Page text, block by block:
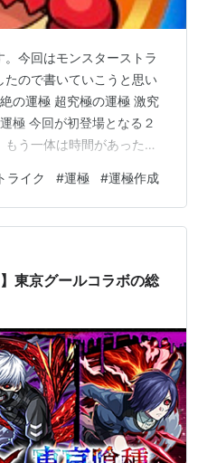
今回はモンスターストラ
ので書いていこうと思い
の運極 超究極の運極 激究
極 今回が初登場となる２
う一体は時間があったら
ったです。しかし、慣れる
した。 超究極の運極 アゾ
のクエストはあまり得意
いなと思っていたので作
スレイブの運極も作成した
の運…
ライク #運極 #運極作成
東京グールコラボの総